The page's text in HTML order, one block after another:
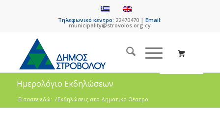
Τηλεφωνικό κέντρο: 22470470 |Email:
municipality@strovolos.org.cy
Ημερολόγιο Εκδηλώσεων
Είσαστε εδώ: /Εκδηλώσεις στο Δημοτικό Θέατρο